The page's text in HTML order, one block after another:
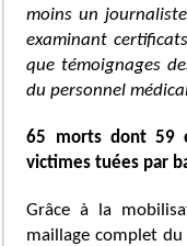
moins un
examinant
que témoignages
du personnel
65 morts dont 59
victimes tuées par
Grâce à la
maillage complet